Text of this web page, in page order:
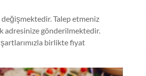
Talep etmeniz
adresinize gönderilmektedir.
birlikte fiyat